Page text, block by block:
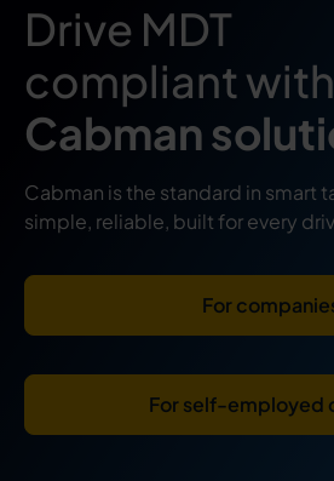
Drive MDT
compliant with
Cabman
Cabman is the standard in smart
simple, reliable, built for every
For
For self-employed